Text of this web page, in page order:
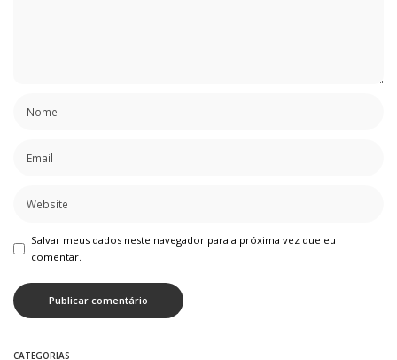
Salvar meus dados neste navegador para a próxima vez que eu
comentar.
CATEGORIAS